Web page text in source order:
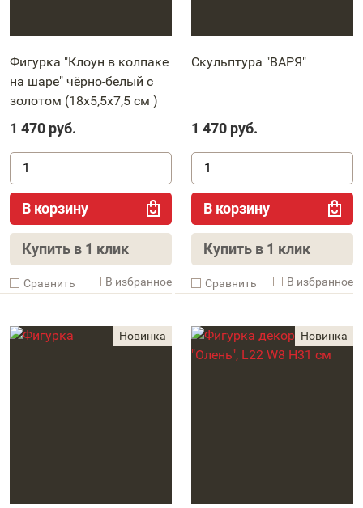
Фигурка "Клоун в колпаке
на шаре" чёрно-белый с
золотом (18х5,5х7,5 см )
1 470 руб.
В корзину
Купить в 1 клик
Cравнить В избранное
Скульптура "ВАРЯ"
1 470 руб.
В корзину
Купить в 1 клик
Cравнить В избранное